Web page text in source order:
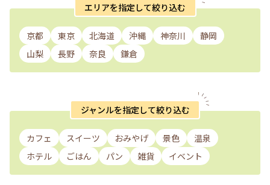
エリアを指定して絞り込む
京都 東京 北海道 沖縄 神奈川
静岡
山梨
長野 奈良 鎌倉
ジャンルを指定して絞り込む
カフェ スイーツ おみやげ 景色
温泉
ホテル
ごはん パン 雑貨 イベント